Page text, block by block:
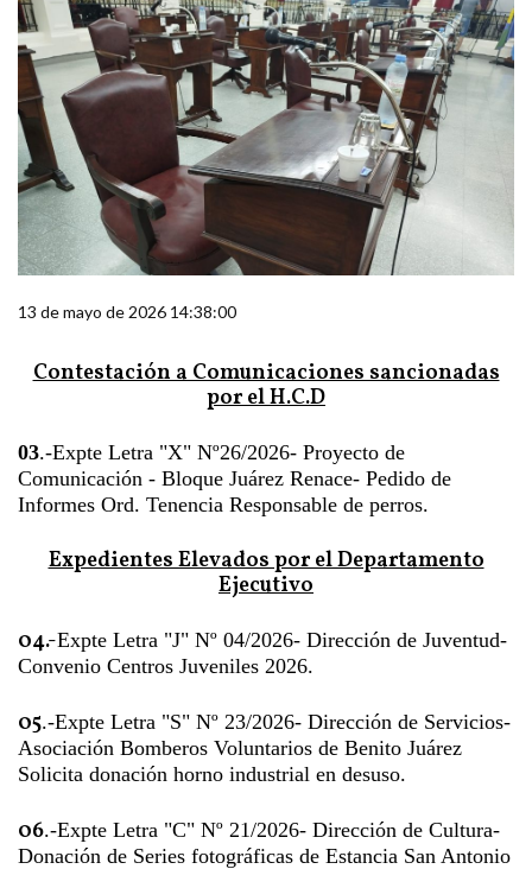
13 de mayo de 2026 14:38:00
Contestación a Comunicaciones sancionadas
por el H.C.D
03.-Expte Letra "X" Nº26/2026- Proyecto de
Comunicación - Bloque Juárez Renace- Pedido de
Informes Ord. Tenencia Responsable de perros.
Expedientes Elevados por el Departamento
Ejecutivo
04.-Expte Letra "J" Nº 04/2026- Dirección de Juventud-
Convenio Centros Juveniles 2026.
05.-Expte Letra "S" Nº 23/2026- Dirección de Servicios-
Asociación Bomberos Voluntarios de Benito Juárez
Solicita donación horno industrial en desuso.
06.-Expte Letra "C" Nº 21/2026- Dirección de Cultura-
Donación de Series fotográficas de Estancia San Antonio